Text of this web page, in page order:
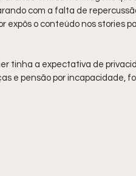
com a falta de
o conteúdo nos stories
tinha a expectativa de
e pensão por incapacidade,